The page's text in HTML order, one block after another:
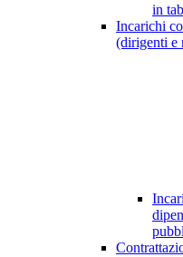
in
Incarichi
(dirigenti e